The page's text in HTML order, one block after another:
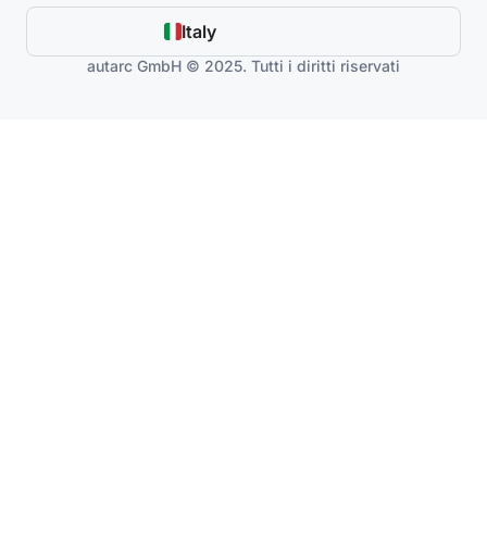
Italy
autarc GmbH © 2025. Tutti i diritti riservati